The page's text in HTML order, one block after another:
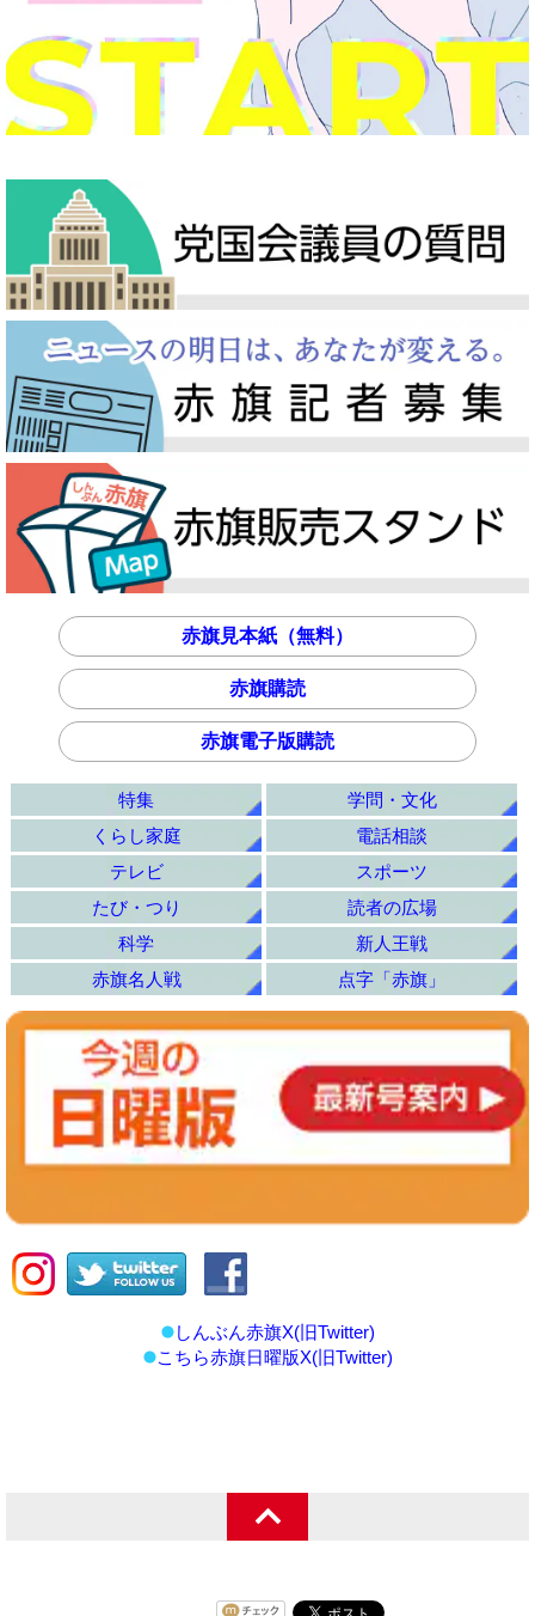
赤旗見本紙（無料）
赤旗購読
赤旗電子版購読
特集
学問・文化
くらし家庭
電話相談
テレビ
スポーツ
たび・つり
読者の広場
科学
新人王戦
赤旗名人戦
点字「赤旗」
しんぶん赤旗X(旧Twitter)
こちら赤旗日曜版X(旧Twitter)